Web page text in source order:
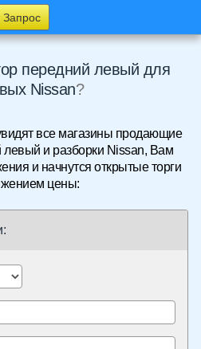
Запрос
передний левый для
Nissan?
все магазины продающие
левый и разборки Nissan, Вам
и начнутся открытые торги
цены: